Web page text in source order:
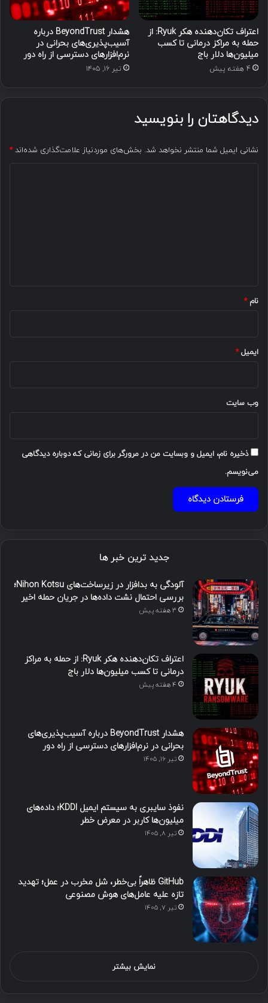
اعتراف تکان‌دهنده هکر Ryuk: از
حمله به مراکز درمانی تا کسب
میلیون‌ها دلار باج
4 هفته پیش
هشدار BeyondTrust درباره
آسیب‌پذیری‌های بحرانی در
نرم‌افزارهای دسترسی از راه دور
تیر ۱۶, ۱۴۰۵
دیدگاهتان را بنویسید
نشانی ایمیل شما منتشر نخواهد شد. بخش‌های موردنیاز علامت‌گذاری شده‌اند*
نام*
ایمیل*
وب‌ سایت
ذخیره نام، ایمیل و وبسایت من در مرورگر برای زمانی که دوباره دیدگاهی
می‌نویسم.
جدید ترین خبر ها
آلودگی به بدافزار در زیرساخت‌های Nihon Kotsu؛
بررسی احتمال نشت داده‌ها در جریان حمله اخیر
3 هفته پیش
اعتراف تکان‌دهنده هکر Ryuk: از حمله به مراکز
درمانی تا کسب میلیون‌ها دلار باج
4 هفته پیش
هشدار BeyondTrust درباره آسیب‌پذیری‌های
بحرانی در نرم‌افزارهای دسترسی از راه دور
تیر ۱۶, ۱۴۰۵
نفوذ سایبری به سیستم ایمیل KDDI؛ داده‌های
میلیون‌ها کاربر در معرض خطر
تیر ۸, ۱۴۰۵
GitHub ظاهراً بی‌خطر، شل مخرب در عمل؛ تهدید
تازه علیه عامل‌های هوش مصنوعی
تیر ۷, ۱۴۰۵
نمایش بیشتر